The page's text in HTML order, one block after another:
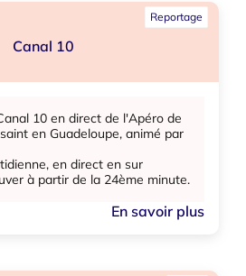
Reportage
Canal 10
10 en direct de l'Apéro de
en Guadeloupe, animé par
en direct en sur
à partir de la 24ème minute.
En savoir plus